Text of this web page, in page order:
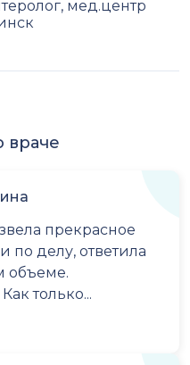
мед.центр
враче
прекрасное
по делу, ответила
объеме.
Как только...